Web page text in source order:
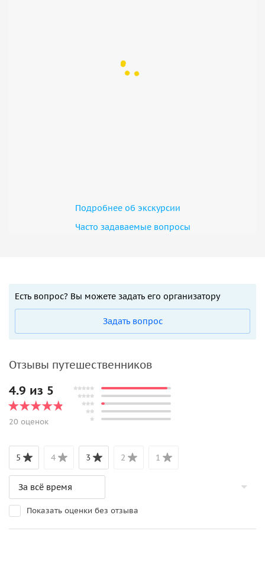
Подробнее об экскурсии
Часто задаваемые вопросы
Есть вопрос? Вы можете задать его организатору
Задать вопрос
Отзывы путешественников
4.9 из 5
20 оценок
5 4 3 2 1
Показать оценки без отзыва